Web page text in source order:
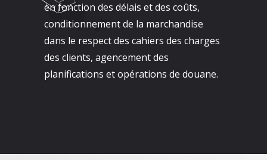
en fonction des délais et des coûts,
conditionnement de la marchandise
dans le respect des cahiers des charges
des clients, agencement des
planifications et opérations de douane.